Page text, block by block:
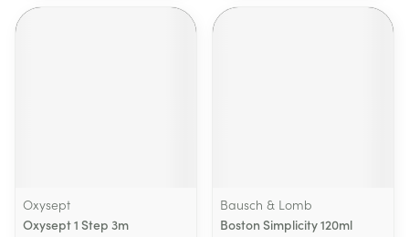
Oxysept
Oxysept 1 Step 3m
Bausch & Lomb
Boston Simplicity 120ml